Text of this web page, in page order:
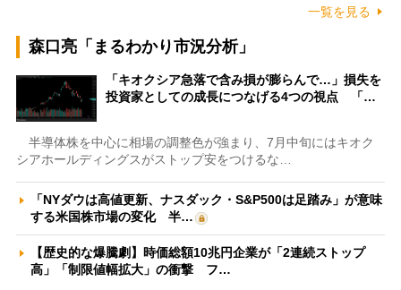
一覧を見る
森口亮「まるわかり市況分析」
「キオクシア急落で含み損が膨らんで…」損失を
投資家としての成長につなげる4つの視点 「…
半導体株を中心に相場の調整色が強まり、7月中旬にはキオク
シアホールディングスがストップ安をつけるな…
「NYダウは高値更新、ナスダック・S&P500は足踏み」が意味
する米国株市場の変化 半…
【歴史的な爆騰劇】時価総額10兆円企業が「2連続ストップ
高」「制限値幅拡大」の衝撃 フ…